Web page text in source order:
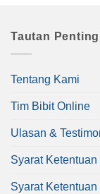
Tautan Penting
Tentang Kami
Tim Bibit Online
Ulasan &
Syarat
Syarat Ketentuan